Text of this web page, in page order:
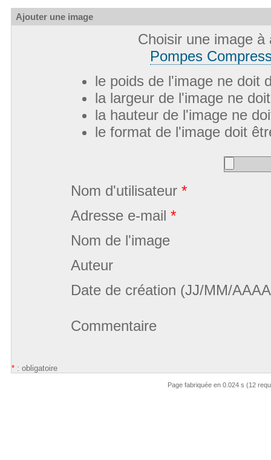
Ajouter une image
Choisir une image
Pompes
le poids de l'image ne doit
la largeur de l'image ne
la hauteur de l'image ne
le format de l'image doit
Nom d'utilisateur *
Adresse e-mail *
Nom de l'image
Auteur
Date de création (JJ/MM/
Commentaire
*: obligatoire
Page fabriquée en 0.024 s (12